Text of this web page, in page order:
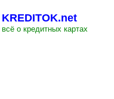
KREDITOK.net
всё о кредитных картах